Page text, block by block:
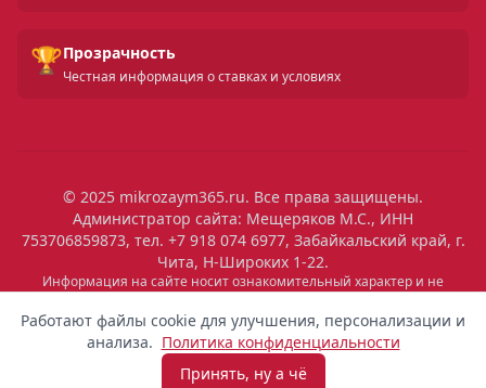
Работают файлы cookie для улучшения, персонализации и
анализа. Политика конфиденциальности
Принять, ну а чё
🏆Прозрачность
Честная информация о ставках и условиях
© 2025 mikrozaym365.ru. Все права защищены.
Администратор сайта: Мещеряков М.С., ИНН
753706859873, тел. +7 918 074 6977, Забайкальский край, г.
Чита, Н-Широких 1-22.
Информация на сайте носит ознакомительный характер и не
является публичной офертой. Все условия микрозаймов уточняйте
на сайтах МФО. Помните: займ — это обязательство, которое
необходимо исполнять. Невыполнение обязательств влечет штрафы
и ухудшение кредитной истории. Услуги предоставляются
микрофинансовыми организациями, состоящими в реестре ЦБ РФ.